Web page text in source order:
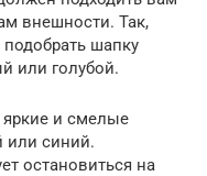
внешности. Так,
шапку
или голубой.
и смелые
или синий.
остановиться на